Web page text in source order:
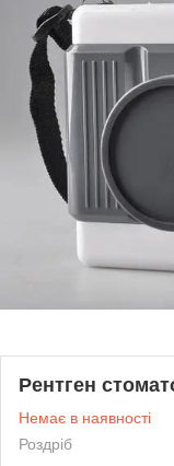
Рентген
Немає в наявності
Роздріб